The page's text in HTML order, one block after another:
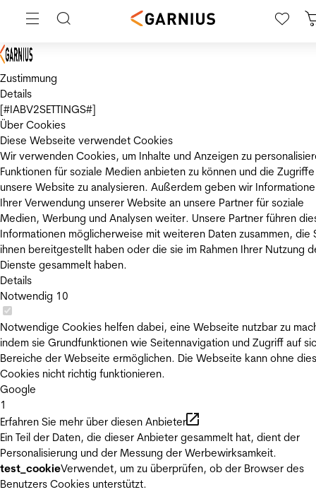
Zustimmung
Details
[#IABV2SETTINGS#]
Über Cookies
Diese Webseite verwendet Cookies
Wir verwenden Cookies, um Inhalte und Anzeigen zu
Funktionen für soziale Medien anbieten zu können und die
unsere Website zu analysieren. Außerdem geben wir
Ihrer Verwendung unserer Website an unsere Partner für soziale
Medien, Werbung und Analysen weiter. Unsere Partner führen
Informationen möglicherweise mit weiteren Daten zusammen, die
ihnen bereitgestellt haben oder die sie im Rahmen Ihrer Nutzung
Dienste gesammelt haben.
Details
Notwendig 10
Notwendige Cookies helfen dabei, eine Webseite nutzbar zu
indem sie Grundfunktionen wie Seitennavigation und Zugriff auf
Bereiche der Webseite ermöglichen. Die Webseite kann ohne
Cookies nicht richtig funktionieren.
Google
1
Erfahren Sie mehr über diesen Anbieter
Ein Teil der Daten, die dieser Anbieter gesammelt hat, dient der
Personalisierung und der Messung der Werbewirksamkeit.
test_cookieVerwendet, um zu überprüfen, ob der Browser des
Benutzers Cookies unterstützt.